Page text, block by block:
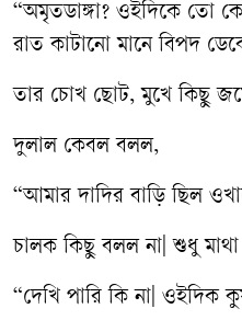
“অমৃতডাঙ্গা? ওইদিকে তো
রাত কাটানো মানে বিপদ
তার চোখ ছোট, মুখে কিছু
দুলাল কেবল বলল,
“আমার দাদির বাড়ি ছিল
চালক কিছু বলল না| শুধু
“দেখি পারি কি না|